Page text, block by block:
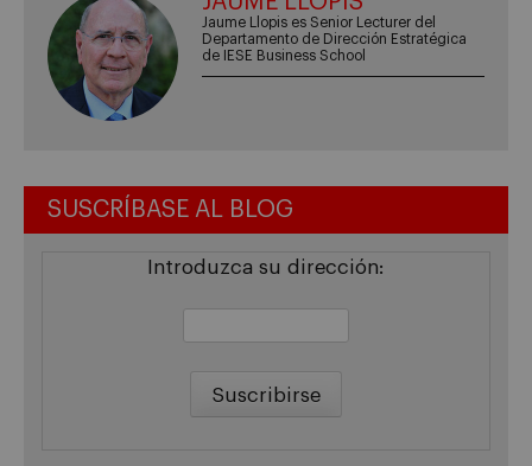
Jaume Llopis es Senior Lecturer del
Departamento de Dirección Estratégica
de IESE Business School
SUSCRÍBASE AL BLOG
Introduzca su dirección: